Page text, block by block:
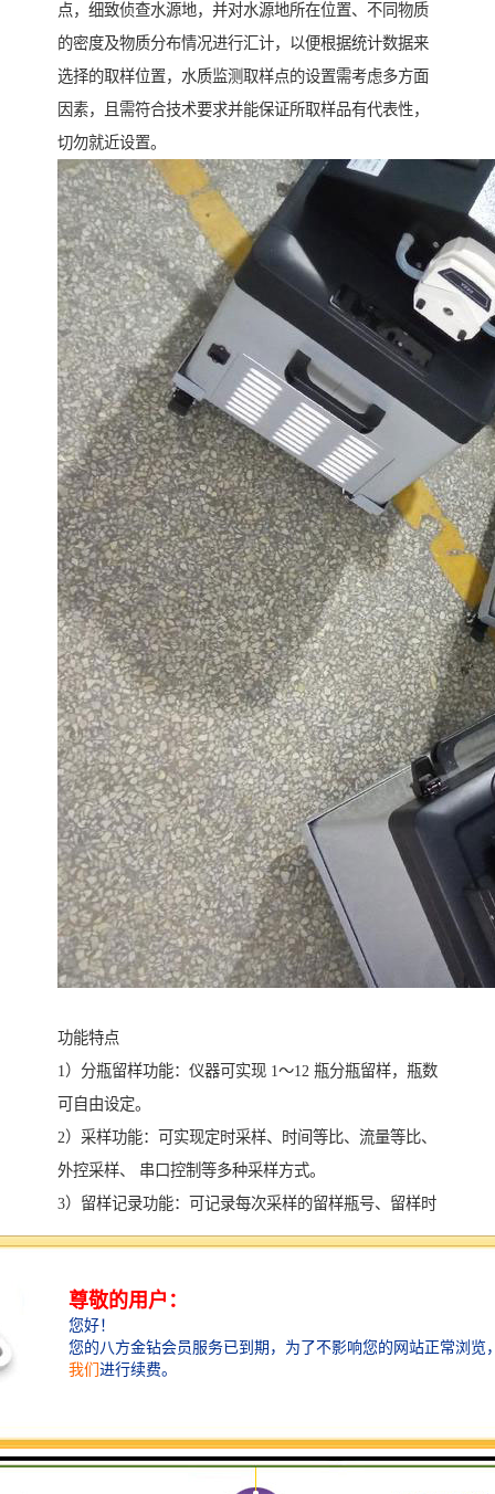
点，细致侦查水源地，并对水源地所在位置、不同物质
的密度及物质分布情况进行汇计，以便根据统计数据来
选择的取样位置，水质监测取样点的设置需考虑多方面
因素，且需符合技术要求并能保证所取样品有代表性，
切勿就近设置。
功能特点
1）分瓶留样功能：仪器可实现 1～12 瓶分瓶留样，瓶数
可自由设定。
2）采样功能：可实现定时采样、时间等比、流量等比、
外控采样、 串口控制等多种采样方式。
3）留样记录功能：可记录每次采样的留样瓶号、留样时
间、留样量、COD 值和 NH3-N 值，可记录 1000 条数据
4）对外接口：流量计模拟接口，RS485 接口。
5）断电保护功能：仪器在运行状态下断电并重新通电
后，仪器能自动恢复原 运行状态，断电后仪器参数不丢
6）自动排空功能：每次采样完毕，系统可自动排空管内
存水，以保证采样管 路不产生沉积堵塞。